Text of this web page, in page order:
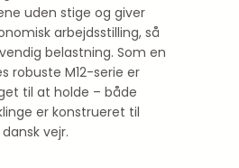
uden stige og giver
arbejdsstilling, så
belastning. Som en
robuste M12-serie er
til at holde – både
er konstrueret til
vejr.